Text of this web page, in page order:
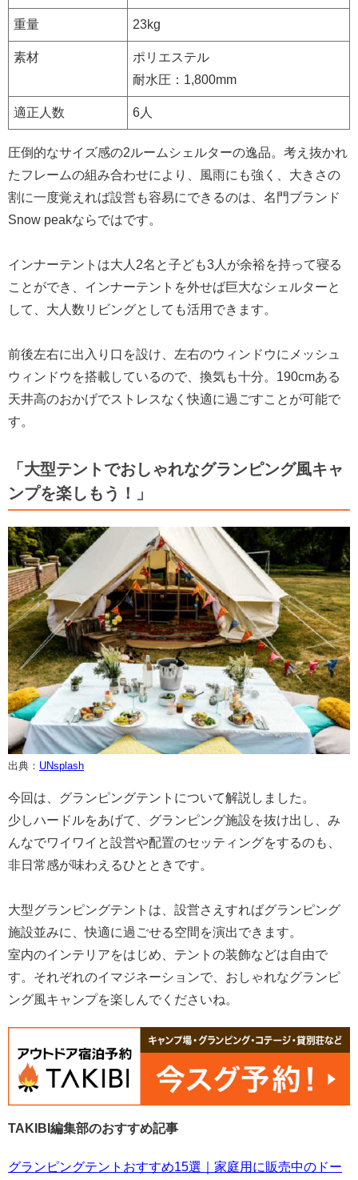
重量 23kg
素材
ポリエステル
耐水圧：1,800mm
適正人数 6人
圧倒的なサイズ感の2ルームシェルターの逸品。考え抜かれ
たフレームの組み合わせにより、風雨にも強く、大きさの
割に一度覚えれば設営も容易にできるのは、名門ブランド
Snow peakならではです。
インナーテントは大人2名と子ども3人が余裕を持って寝る
ことができ、インナーテントを外せば巨大なシェルターと
して、大人数リビングとしても活用できます。
前後左右に出入り口を設け、左右のウィンドウにメッシュ
ウィンドウを搭載しているので、換気も十分。190cmある
天井高のおかげでストレスなく快適に過ごすことが可能で
す。
「大型テントでおしゃれなグランピング風キャ
ンプを楽しもう！」
出典： UNsplash
今回は、グランピングテントについて解説しました。
少しハードルをあげて、グランピング施設を抜け出し、み
んなでワイワイと設営や配置のセッティングをするのも、
非日常感が味わえるひとときです。
大型グランピングテントは、設営さえすればグランピング
施設並みに、快適に過ごせる空間を演出できます。
室内のインテリアをはじめ、テントの装飾などは自由で
す。それぞれのイマジネーションで、おしゃれなグランピ
ング風キャンプを楽しんでくださいね。
TAKIBI編集部のおすすめ記事
グランピングテントおすすめ15選｜家庭用に販売中のドー